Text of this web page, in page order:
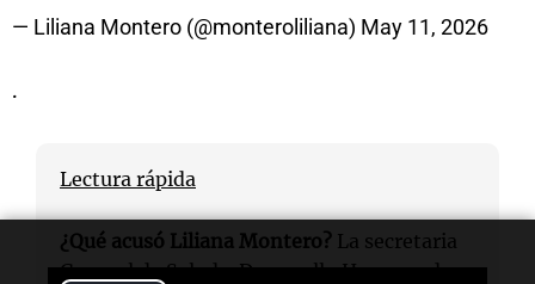
— Liliana Montero (@monteroliliana) May 11, 2026
.
Lectura rápida
¿Qué acusó Liliana Montero? La secretaria
General de Salud y Desarrollo Humano de